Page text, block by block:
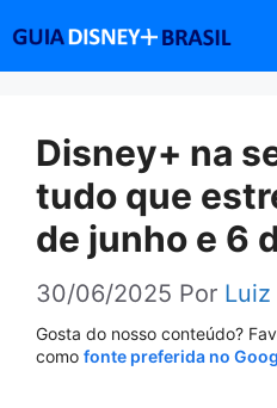
conteúdo
Disney+ na
tudo que
de junho e 6
30/06/2025 Por
Gosta do nosso conteúdo?
como fonte preferida no